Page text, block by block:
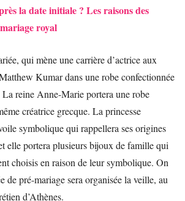
la date initiale ? Les raisons des
royal
qui mène une carrière d’actrice aux
Kumar dans une robe confectionnée
reine Anne-Marie portera une robe
créatrice grecque. La princesse
symbolique qui rappellera ses origines
elle portera plusieurs bijoux de famille qui
choisis en raison de leur symbolique. On
de pré-mariage sera organisée la veille, au
d’Athènes.